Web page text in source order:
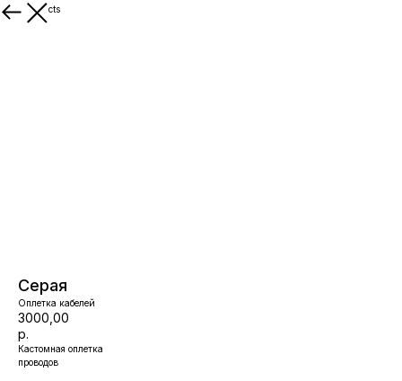
More products
Серая
Оплетка кабелей
3000,00
р.
Кастомная оплетка
проводов